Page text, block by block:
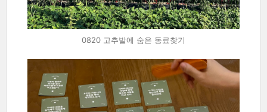
0820 고추밭에 숨은 동료찾기